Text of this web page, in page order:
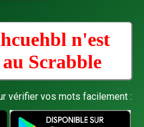
n'est
Scrabble
vérifier vos mots facilement :